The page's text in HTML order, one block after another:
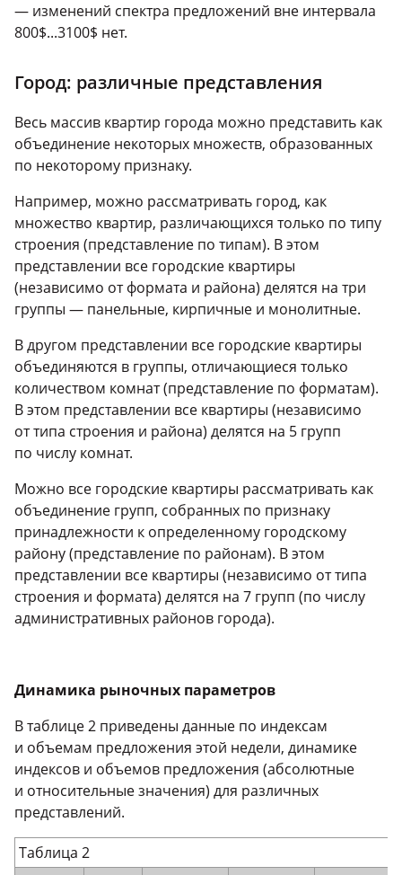
— изменений спектра предложений вне интервала
800$...3100$ нет.
Город: различные представления
Весь массив квартир города можно представить как
объединение некоторых множеств, образованных
по некоторому признаку.
Например, можно рассматривать город, как
множество квартир, различающихся только по типу
строения (представление по типам). В этом
представлении все городские квартиры
(независимо от формата и района) делятся на три
группы — панельные, кирпичные и монолитные.
В другом представлении все городские квартиры
объединяются в группы, отличающиеся только
количеством комнат (представление по форматам).
В этом представлении все квартиры (независимо
от типа строения и района) делятся на 5 групп
по числу комнат.
Можно все городские квартиры рассматривать как
объединение групп, собранных по признаку
принадлежности к определенному городскому
району (представление по районам). В этом
представлении все квартиры (независимо от типа
строения и формата) делятся на 7 групп (по числу
административных районов города).
Динамика рыночных параметров
В таблице 2 приведены данные по индексам
и объемам предложения этой недели, динамике
индексов и объемов предложения (абсолютные
и относительные значения) для различных
представлений.
Таблица 2